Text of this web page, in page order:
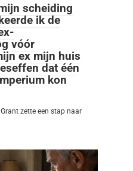
scheiding
ik de
vóór
ex mijn huis
dat één
kon
zette een stap naar